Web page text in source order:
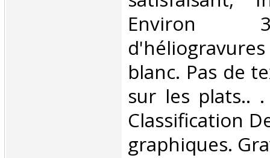
Environ
blanc. Pas de
sur les plats..
Classification
graphiques.